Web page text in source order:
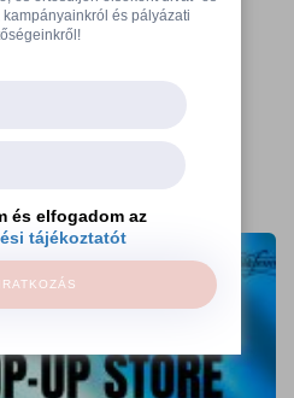
és pályázati
és elfogadom az
tájékoztatót